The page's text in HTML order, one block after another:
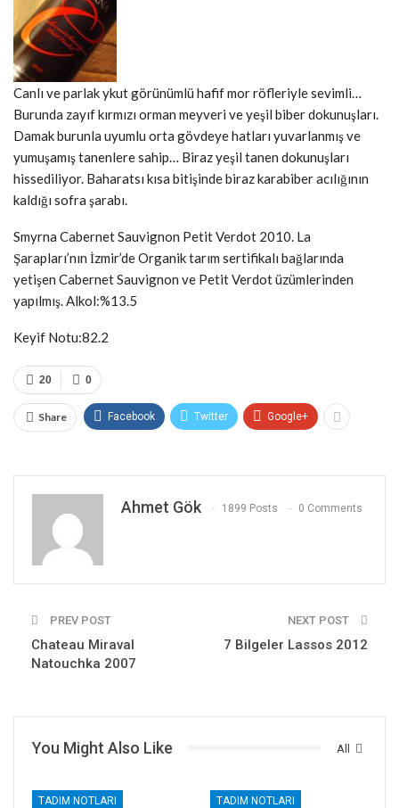
Canlı ve parlak ykut görünümlü hafif mor röfleriyle sevimli…
Burunda zayıf kırmızı orman meyveri ve yeşil biber dokunuşları.
Damak burunla uyumlu orta gövdeye hatları yuvarlanmış ve
yumuşamış tanenlere sahip… Biraz yeşil tanen dokunuşları
hissediliyor. Baharatsı kısa bitişinde biraz karabiber acılığının
kaldığı sofra şarabı.
Smyrna Cabernet Sauvignon Petit Verdot 2010. La
Şarapları’nın İzmir’de Organik tarım sertifikalı bağlarında
yetişen Cabernet Sauvignon ve Petit Verdot üzümlerinden
yapılmış. Alkol:%13.5
Keyif Notu:82.2
0
20
Share Facebook Twitter Google+
Ahmet Gök 1899 Posts 0 Comments
PREV POST
Chateau Miraval
Natouchka 2007
NEXT POST
7 Bilgeler Lassos 2012
All
You Might Also Like
TADIM NOTLARI TADIM NOTLARI